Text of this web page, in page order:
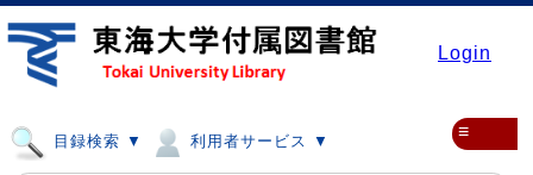
Login
目録検索 ▼ 利用者サービス ▼ ≡